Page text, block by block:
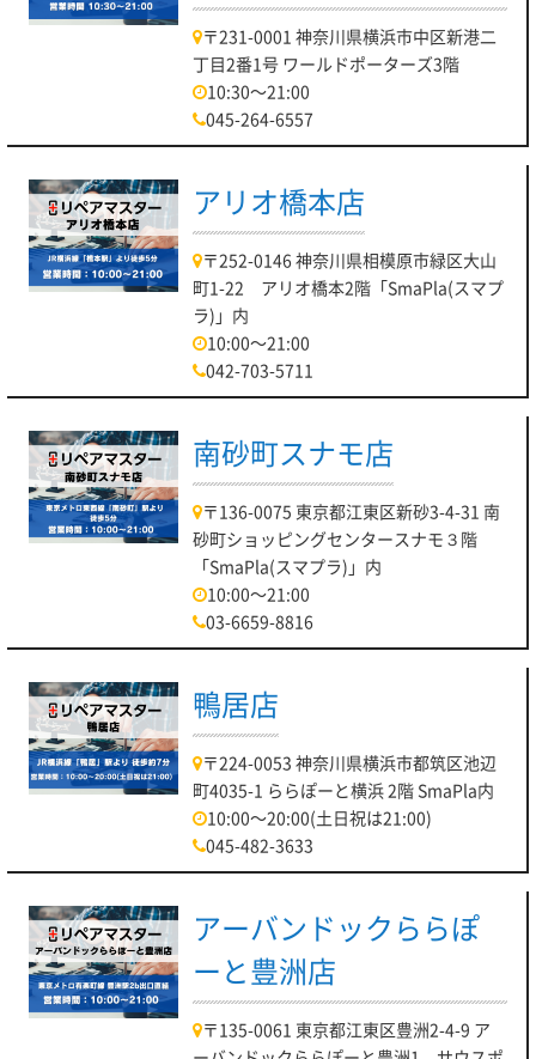
〒231-0001 神奈川県横浜市中区新港二
丁目2番1号 ワールドポーターズ3階
10:30～21:00
045-264-6557
アリオ橋本店
〒252-0146 神奈川県相模原市緑区大山
町1-22 アリオ橋本2階「SmaPla(スマプ
ラ)」内
10:00～21:00
042-703-5711
南砂町スナモ店
〒136-0075 東京都江東区新砂3-4-31 南
砂町ショッピングセンタースナモ３階
「SmaPla(スマプラ)」内
10:00～21:00
03-6659-8816
鴨居店
〒224-0053 神奈川県横浜市都筑区池辺
町4035-1 ららぽーと横浜 2階 SmaPla内
10:00～20:00(土日祝は21:00)
045-482-3633
アーバンドックららぽ
ーと豊洲店
〒135-0061 東京都江東区豊洲2-4-9 ア